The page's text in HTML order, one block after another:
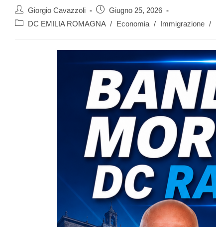
Giorgio Cavazzoli
Giugno 25, 2026
DC EMILIA ROMAGNA / Economia / Immigrazione /